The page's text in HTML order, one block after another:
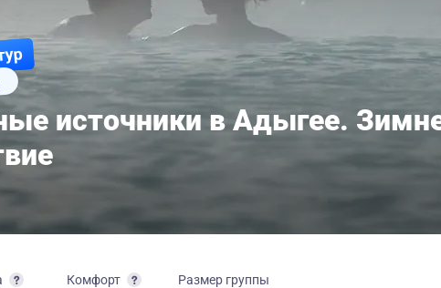
источники в Адыгее.
Комфорт Размер группы